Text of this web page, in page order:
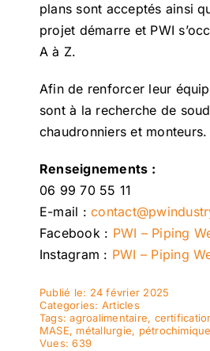
plans sont acceptés ainsi
projet démarre et PWI
A à Z.
Afin de renforcer leur
sont à la recherche de
chaudronniers et monteurs.
Renseignements :
06 99 70 55 11
E-mail :
Facebook : PWI – Piping
Instagram : PWI – Piping
Publié le: 24 février 2025
Categories: Articles
Tags:agroalimentaire,
MASE, métallurgie, pétrochimique
Vues: 639